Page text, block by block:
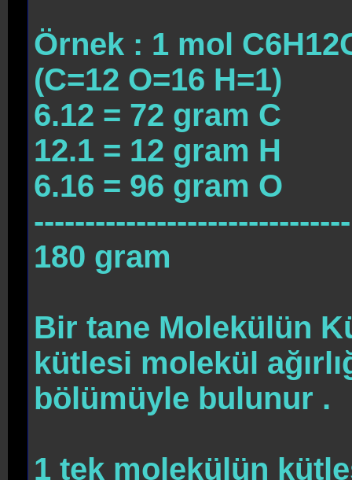
Örnek : 1 mol
(C=12 O=16 H=1)
6.12 = 72 gram C
12.1 = 12 gram H
6.16 = 96 gram O
-------------------------------
180 gram
Bir tane Molekülün
kütlesi molekül
bölümüyle bulunur .
1 tek molekülün